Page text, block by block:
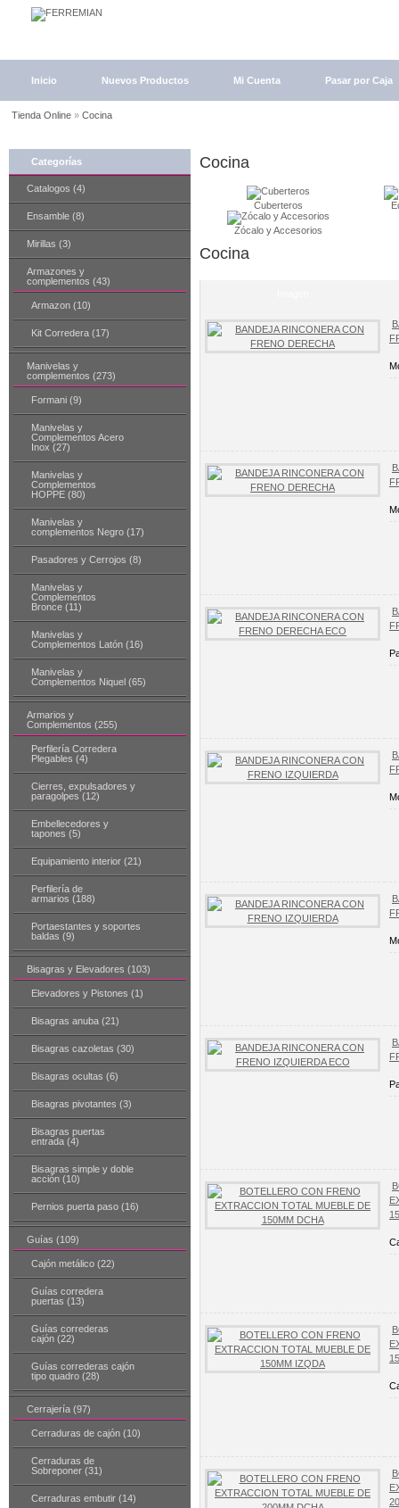
Inicio Nuevos Productos Mi Cuenta Pasar por Caja
Tienda Online» Cocina
Categorías
Catalogos (4)
Ensamble (8)
Mirillas (3)
Armazones y
complementos (43)
Armazon (10)
Kit Corredera (17)
Manivelas y
complementos (273)
Formani (9)
Manivelas y
Complementos Acero
Inox (27)
Manivelas y
Complementos
HOPPE (80)
Manivelas y
complementos Negro (17)
Pasadores y Cerrojos (8)
Manivelas y
Complementos
Bronce (11)
Manivelas y
Complementos Latón (16)
Manivelas y
Complementos Niquel (65)
Armarios y
Complementos (255)
Perfilería Corredera
Plegables (4)
Cierres, expulsadores y
paragolpes (12)
Embellecedores y
tapones (5)
Equipamiento interior (21)
Perfilería de
armarios (188)
Portaestantes y soportes
baldas (9)
Bisagras y Elevadores (103)
Elevadores y Pistones (1)
Bisagras anuba (21)
Bisagras cazoletas (30)
Bisagras ocultas (6)
Bisagras pivotantes (3)
Bisagras puertas
entrada (4)
Bisagras simple y doble
acción (10)
Pernios puerta paso (16)
Guías (109)
Cajón metálico (22)
Guías corredera
puertas (13)
Guías correderas
cajón (22)
Guías correderas cajón
tipo quadro (28)
Cerrajería (97)
Cerraduras de cajón (10)
Cerraduras de
Sobreponer (31)
Cerraduras embutir (14)
Cocina
Cuberteros
Zócalo y Accesorios
Cocina